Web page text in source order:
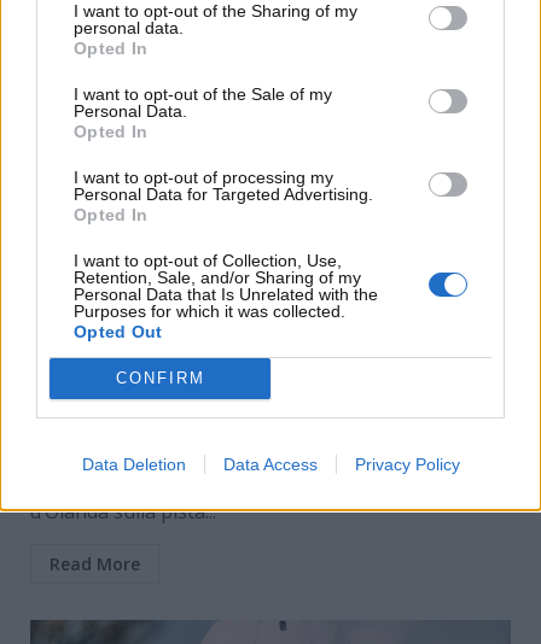
I want to opt-out of the Sharing of my
personal data.
Opted In
I want to opt-out of the Sale of my
Personal Data.
Opted In
I want to opt-out of processing my
Personal Data for Targeted Advertising.
Opted In
I want to opt-out of Collection, Use,
Retention, Sale, and/or Sharing of my
Personal Data that Is Unrelated with the
Purposes for which it was collected.
Opted Out
CONFIRM
Data Deletion Data Access Privacy Policy
MotoGP
MotoGP, campione finisce in ospedale: ha
rischiato la vita
T B 1 Luglio 2025
Una notizia inaspettata ha sconvolto l’intero
ambiente della MotoGP al termine del Gran Premio
d’Olanda sulla pista...
Read More